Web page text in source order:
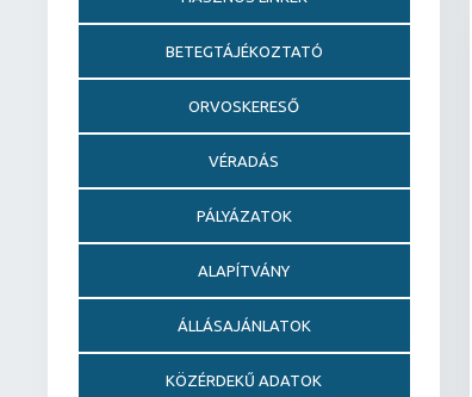
BETEGTÁJÉKOZTATÓ
ORVOSKERESŐ
VÉRADÁS
PÁLYÁZATOK
ALAPÍTVÁNY
ÁLLÁSAJÁNLATOK
KÖZÉRDEKŰ ADATOK